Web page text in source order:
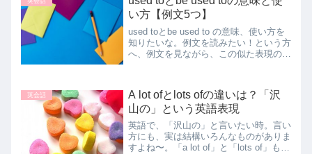
い方【例文5つ】
used toとbe used to の意味、使い方を
知りたいな。例文を読みたい！という方
へ、例文を見ながら、この似た表現の意
英会話
A lot ofとlots ofの違いは？「沢
山の」という英語表現
英語で、「沢山の」と言いたい時。言い
方にも、実は結構いろんなものがありま
すよね〜。「a lot of」と「lots of」もそ